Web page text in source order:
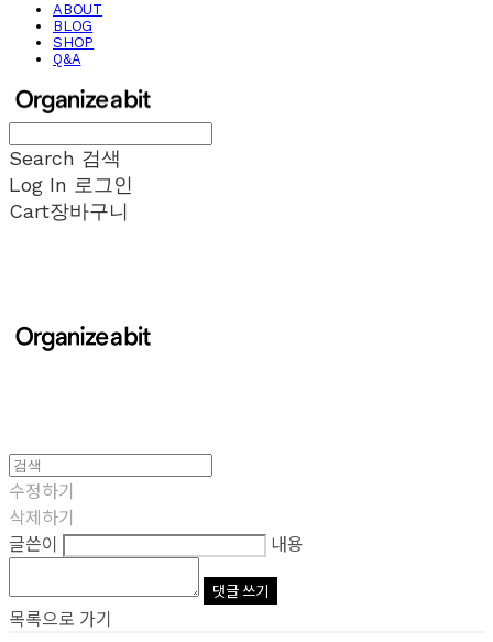
ABOUT
BLOG
SHOP
Q&A
Search 검색
Log In 로그인
Cart장바구니
수정하기
삭제하기
글쓴이
내용
댓글 쓰기
목록으로 가기